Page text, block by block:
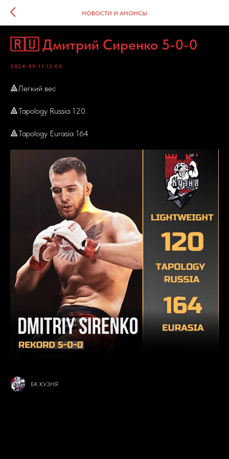
НОВОСТИ И АНОНСЫ
🇷🇺 Дмитрий Сиренко 5-0-0
2024-09-11 12:00
🔺Легкий вес
🔺Tapology Russia 120
🔺Tapology Eurasia 164
БК КУЗНЯ